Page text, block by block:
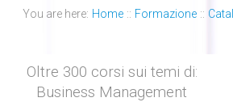
You are here: Home :: Formazione ::
Oltre 300 corsi sui temi di:
Business Management